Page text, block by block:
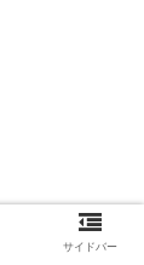
サイドバー